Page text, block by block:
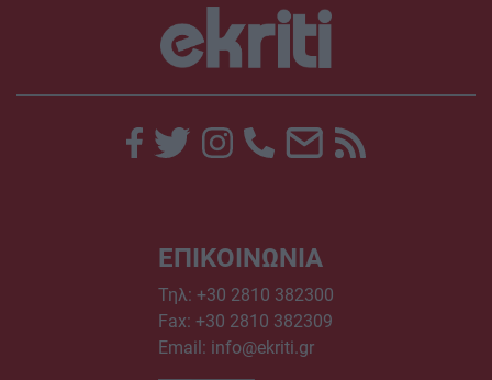
ΕΠΙΚΟΙΝΩΝΙΑ
Τηλ: +30 2810 382300
Fax: +30 2810 382309
Email: info@ekriti.gr